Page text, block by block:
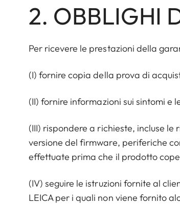
2. OBBLIGHI
Per ricevere le prestazioni della
(I) fornire copia della prova di
(II) fornire informazioni sui sintomi
(III) rispondere a richieste, incluse
versione del firmware, periferiche
effettuate prima che il prodotto
(IV) seguire le istruzioni fornite al
LEICA per i quali non viene fornito